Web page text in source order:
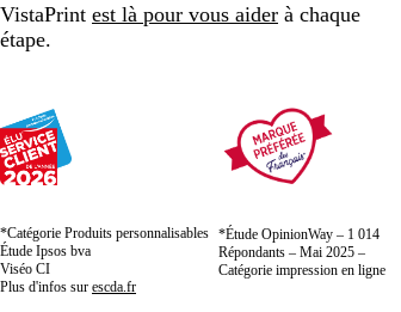
VistaPrint est là pour vous aider à chaque
étape.
*Catégorie Produits personnalisables
Étude Ipsos bva
Viséo CI
Plus d'infos sur escda.fr
*Étude OpinionWay – 1 014
Répondants – Mai 2025 –
Catégorie impression en ligne